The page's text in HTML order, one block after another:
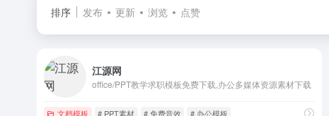
排序 发布 更新 浏览 点赞
江源网
office/PPT教学求职模板免费下载,办公多媒体资源素材下载
文档模板 # PPT素材 # 免费音效 # 办公模板